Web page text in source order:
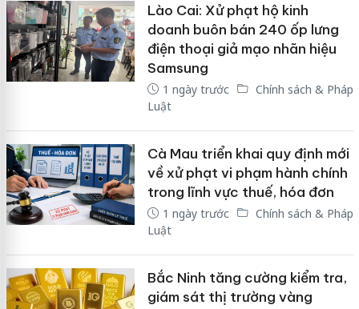
Lào Cai: Xử phạt hộ kinh
doanh buôn bán 240 ốp lưng
điện thoại giả mạo nhãn hiệu
Samsung
1 ngày trước
Chính sách & Pháp
Luật
Cà Mau triển khai quy định mới
về xử phạt vi phạm hành chính
trong lĩnh vực thuế, hóa đơn
1 ngày trước
Chính sách & Pháp
Luật
Bắc Ninh tăng cường kiểm tra,
giám sát thị trường vàng